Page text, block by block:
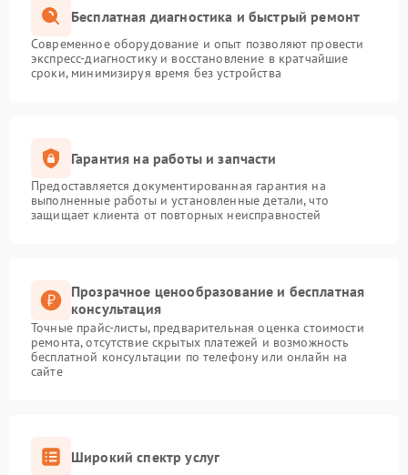
Бесплатная диагностика и быстрый ремонт
Современное оборудование и опыт позволяют провести
экспресс-диагностику и восстановление в кратчайшие
сроки, минимизируя время без устройства
Гарантия на работы и запчасти
Предоставляется документированная гарантия на
выполненные работы и установленные детали, что
защищает клиента от повторных неисправностей
Прозрачное ценообразование и бесплатная
консультация
Точные прайс-листы, предварительная оценка стоимости
ремонта, отсутствие скрытых платежей и возможность
бесплатной консультации по телефону или онлайн на
сайте
Широкий спектр услуг